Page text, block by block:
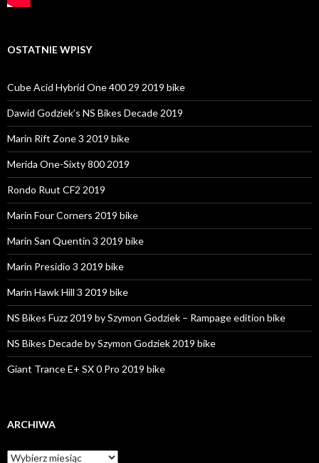
OSTATNIE WPISY
Cube Acid Hybrid One 400 29 2019 bike
Dawid Godziek’s NS Bikes Decade 2019
Marin Rift Zone 3 2019 bike
Merida One-Sixty 800 2019
Rondo Ruut CF2 2019
Marin Four Corners 2019 bike
Marin San Quentin 3 2019 bike
Marin Presidio 3 2019 bike
Marin Hawk Hill 3 2019 bike
NS Bikes Fuzz 2019 by Szymon Godziek – Rampage edition bike
NS Bikes Decade by Szymon Godziek 2019 bike
Giant Trance E+ SX 0 Pro 2019 bike
ARCHIWA
A